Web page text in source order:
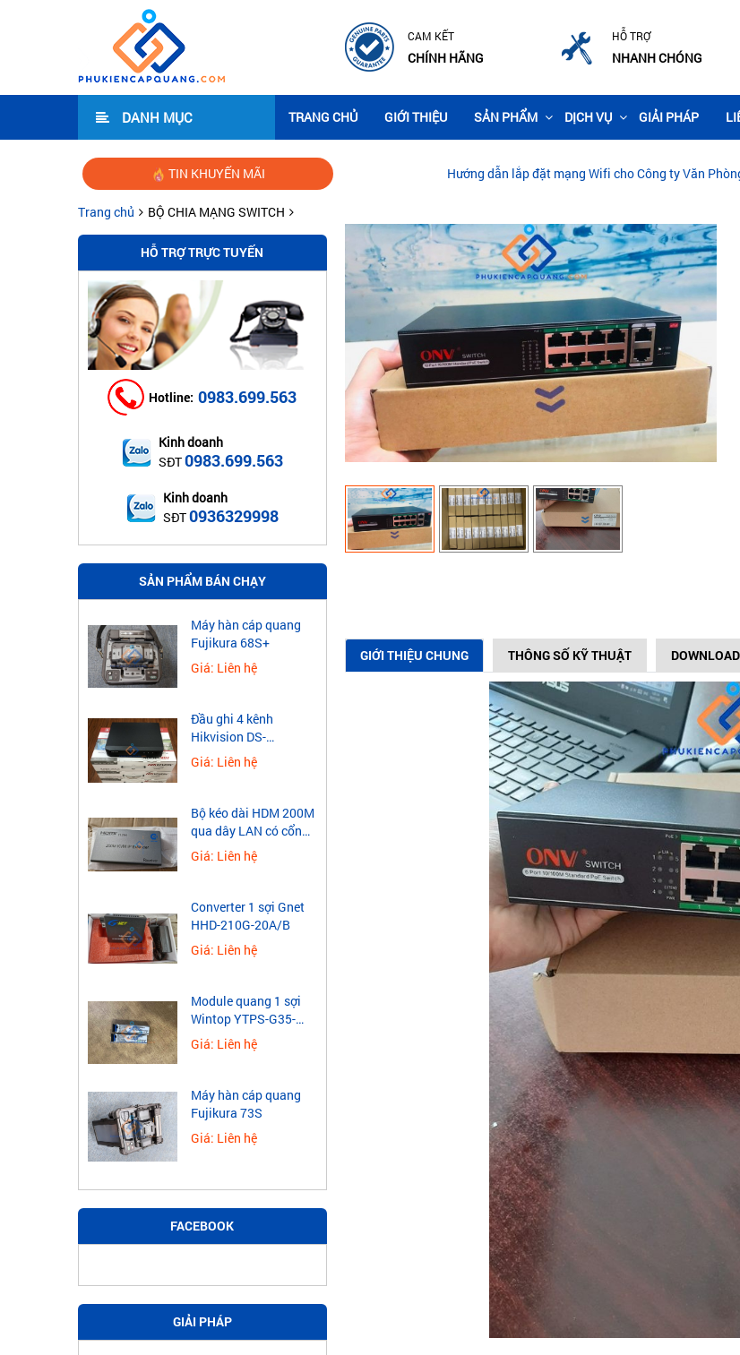
CAM KẾT
CHÍNH HÃNG
HỖ TRỢ
NHANH CHÓNG
DANH MỤC TRANG CHỦ GIỚI THIỆU SẢN PHẨM DỊCH VỤ GIẢI PHÁP
TIN KHUYẾN MÃI Hướng dẫn lắp đặt mạng Wifi cho Công ty Văn Phòng| Thi công
Trang chủ BỘ CHIA MẠNG SWITCH
HỖ TRỢ TRỰC TUYẾN
Hotline: 0983.699.563
Kinh doanh
SĐT0983.699.563
Kinh doanh
SĐT0936329998
SẢN PHẨM BÁN CHẠY
Máy hàn cáp quang
Fujikura 68S+
Giá: Liên hệ
Đầu ghi 4 kênh
Hikvision DS-
7604NXI-K1
Giá: Liên hệ
​Bộ kéo dài HDM 200M
qua dây LAN có cổng
USB
Giá: Liên hệ
Converter 1 sợi Gnet
HHD-210G-20A/B
Giá: Liên hệ
Module quang 1 sợi
Wintop YTPS-G35-
40LD 1.25G
Giá: Liên hệ
Máy hàn cáp quang
Fujikura 73S
Giá: Liên hệ
FACEBOOK
GIẢI PHÁP
GIỚI THIỆU CHUNG THÔNG SỐ KỸ THUẬT